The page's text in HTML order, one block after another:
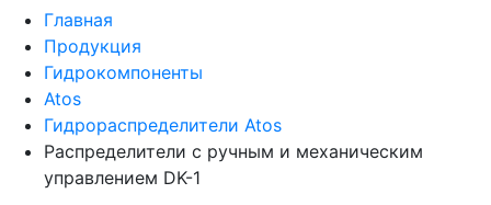
Главная
Продукция
Гидрокомпоненты
Atos
Гидрораспределители Atos
Распределители с ручным и механическим
управлением DK-1